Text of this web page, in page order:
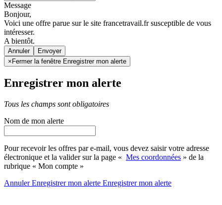
Message
Bonjour,
Voici une offre parue sur le site francetravail.fr susceptible de vous
intéresser.
A bientôt.
Annuler
× Fermer la fenêtre Enregistrer mon alerte
Enregistrer mon alerte
Tous les champs sont obligatoires
Nom de mon alerte
Pour recevoir les offres par e-mail, vous devez saisir votre adresse
électronique et la valider sur la page « Mes coordonnées » de la
rubrique « Mon compte »
AnnulerEnregistrer mon alerte Enregistrermon alerte